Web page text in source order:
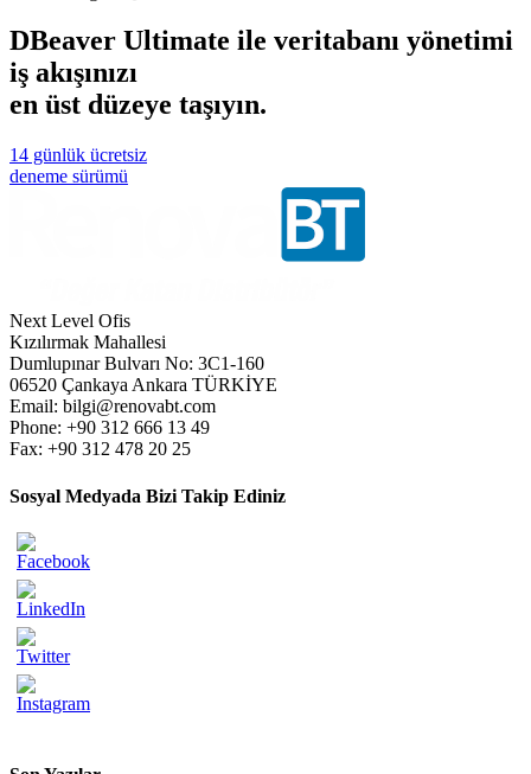
DBeaver Ultimate ile veritabanı yönetimi
iş akışınızı
en üst düzeye taşıyın.
14 günlük ücretsiz
deneme sürümü
Next Level Ofis
Kızılırmak Mahallesi
Dumlupınar Bulvarı No: 3C1-160
06520 Çankaya Ankara TÜRKİYE
Email: bilgi@renovabt.com
Phone: +90 312 666 13 49
Fax: +90 312 478 20 25
Sosyal Medyada Bizi Takip Ediniz